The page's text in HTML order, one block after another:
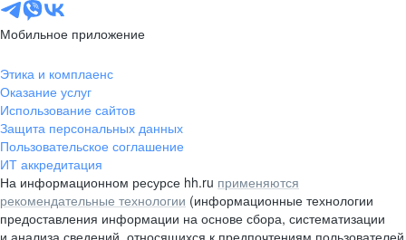
Мобильное приложение
Этика и комплаенс
Оказание услуг
Использование сайтов
Защита персональных данных
Пользовательское соглашение
ИТ аккредитация
На информационном ресурсе hh.ru применяются
рекомендательные технологии (информационные технологии
предоставления информации на основе сбора, систематизации
и анализа сведений, относящихся к предпочтениям пользователей